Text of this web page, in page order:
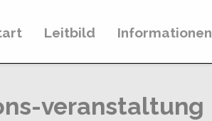
Leitbild Informationen
veranstaltung